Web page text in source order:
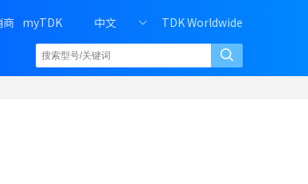
商 myTDK 中文 TDK Worldwide